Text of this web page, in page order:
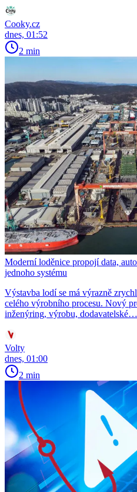
Cooky.cz
dnes, 01:52
2 min
Moderní loděnice propojí data,
jednoho systému
Výstavba lodí se má výrazně
celého výrobního procesu. Nový
inženýring, výrobu, dodavatelské…
Volty
dnes, 01:00
2 min